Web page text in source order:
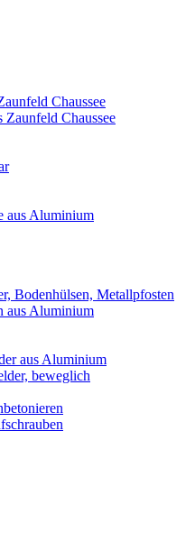
Chaussee
Chaussee
aus Aluminium
Bodenhülsen, Metallpfosten
aus Aluminium
aus Aluminium
beweglich